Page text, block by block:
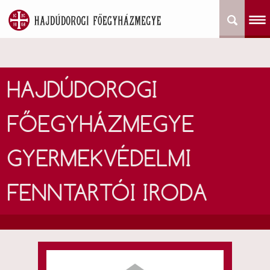
HAJDÚDOROGI
FŐEGYHÁZMEGYE
GYERMEKVÉDELMI
FENNTARTÓI IRODA